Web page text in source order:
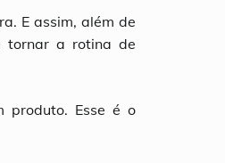
E assim, além de
tornar a rotina de
produto. Esse é o